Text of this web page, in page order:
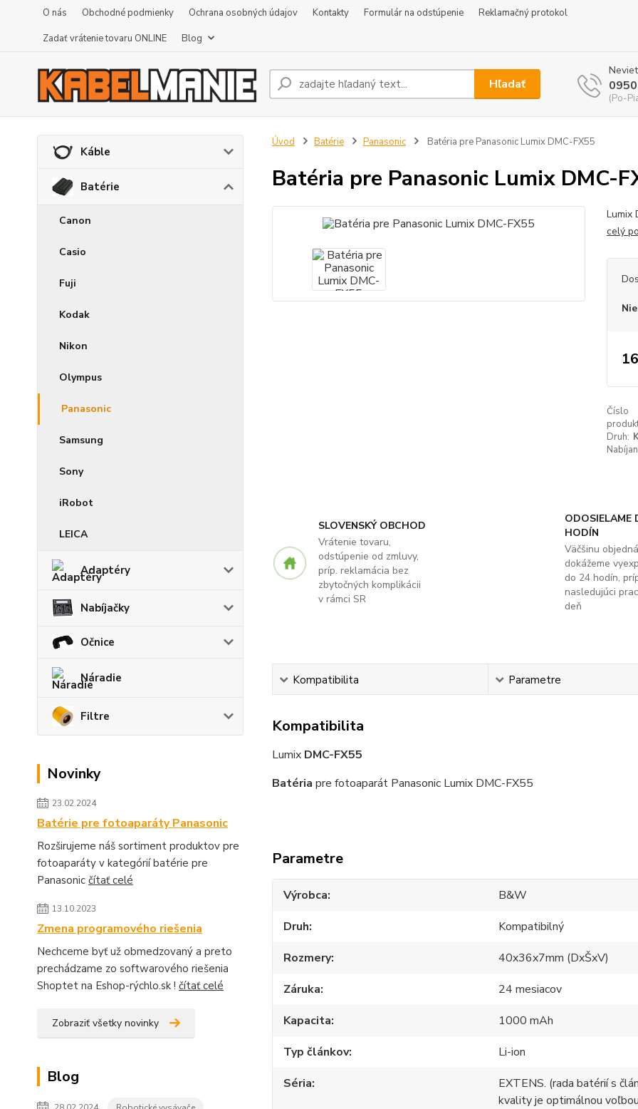
O nás Obchodné podmienky Ochrana osobných údajov Kontakty Formulár na odstúpenie
Reklamačný protokol
Zadať vrátenie tovaru ONLINE
Blog
Hľadať
(Po-
Káble
Batérie
Canon
Casio
Fuji
Kodak
Nikon
Olympus
Panasonic
Samsung
Sony
iRobot
LEICA
Adaptéry
Nabíjačky
Očnice
Náradie
Filtre
Novinky
23.02.2024
Batérie pre fotoaparáty Panasonic
Rozširujeme náš sortiment produktov pre
fotoaparáty v kategórií batérie pre
Panasonic čítať celé
13.10.2023
Zmena programového riešenia
Nechceme byť už obmedzovaný a preto
prechádzame zo softwarového riešenia
Shoptet na Eshop-rýchlo.sk ! čítať celé
Zobraziť všetky novinky
Blog
Úvod Batérie Panasonic Batéria pre Panasonic Lumix DMC-FX55
Batéria pre Panasonic Lumix DMC-
Lumix
celý
Číslo
Druh:
SLOVENSKÝ OBCHOD
Vrátenie tovaru,
odstúpenie od zmluvy,
príp. reklamácia bez
zbytočných komplikácii
v rámci SR
ODOSIELAME
HODÍN
Väčšinu
dokážeme
do 24 hodín,
nasledujúci
deň
Kompatibilita Parametre
Kompatibilita
LumixDMC-FX55
Batéria pre fotoaparát Panasonic Lumix DMC-FX55
Parametre
Výrobca
B&W
Druh
Kompatibilný
Rozmery
40x36x7mm (DxŠxV)
Záruka
24 mesiacov
Kapacita
1000 mAh
Typ článkov
Li-ion
Séria
EXTENS. (rada batérií s
kvality je optimálnou